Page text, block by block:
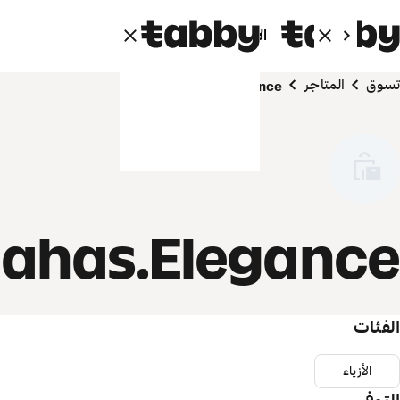
الأفراد الشركاء
تسوق المتاجر Mahas.Elegance
الفئات
الأزياء